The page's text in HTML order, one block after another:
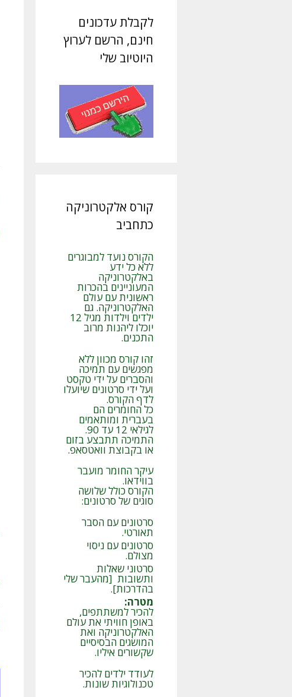
לקבלת עדכונים
חינם, הרשם לערוץ
היוטיוב שלי
קורס אלקטרוניקה
כתחביב
הקורס נועד למבוגרים
ללא כל ידע
באלקטרוניקה
המעוניינים בהכרות
ראשונית עם עולם
האלקטרוניקה. גם
ילדים וילדות מגיל 12
יוכלו ליהנות מרוב
התכנים.
זהו קורס מכוון ללא
מפגשים עם תמיכה
והסברים על ידי טקסט
ועל ידי סרטונים שיועלו
לדף הקורס.
כל החומרים הם
בעברית ומותאמים
לגילאי 12 עד 90.
התמיכה תתבצע בזום
או בקבוצת וואטסאפ.
עיקר החומר מועבר
בווידאו.
הקורס כולל שלושה
סוגים של סרטונים:
סרטונים עם הסבר
תאורטי.
סרטונים עם ניסוי
מצולם.
סרטוני שאלות
ותשובות [מהעבר שלי
בהדרכות].
מטרה:
להכיר למשתתפים,
באופן חוויתי את עולם
האלקטרוניקה ואת
המושגים הבסיסיים
שקשורים איליו.
לעודד ילדים להכיר
טכנולוגיות שונות.